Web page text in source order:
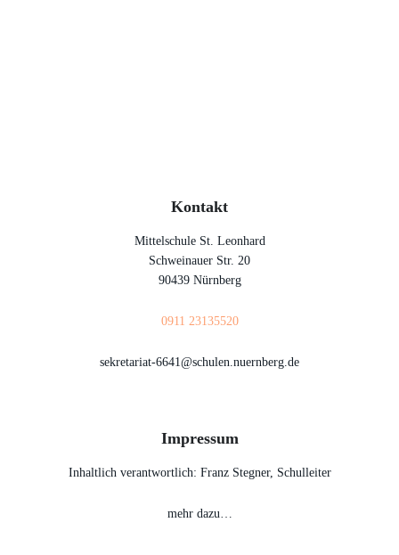
Kontakt
Mittelschule St. Leonhard
Schweinauer Str. 20
90439 Nürnberg
0911 23135520
sekretariat-6641@schulen.nuernberg.de
Impressum
Inhaltlich verantwortlich: Franz Stegner, Schulleiter
mehr dazu…